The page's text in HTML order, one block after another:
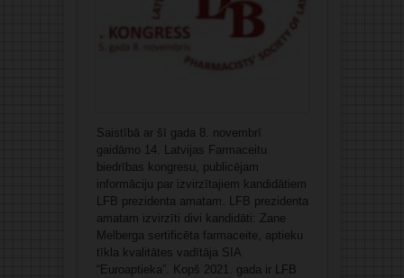
Saistībā ar šī gada 8. novembrī
gaidāmo 14. Latvijas Farmaceitu
biedrības kongresu, publicējam
informāciju par izvirzītajiem kandidātiem
LFB prezidenta amatam. LFB prezidenta
amatam izvirzīti divi kandidāti: Zane
Melberga sertificēta farmaceite, aptieku
tīkla kvalitātes vadītāja SIA
“Euroaptieka”. Kopš 2021. gada ir LFB